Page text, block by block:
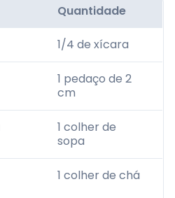
Quantidade
1/4 de xícara
1 pedaço de 2
cm
1 colher de
sopa
1 colher de chá